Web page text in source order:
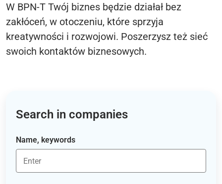
W BPN-T Twój biznes będzie działał bez
zakłóceń, w otoczeniu, które sprzyja
kreatywności i rozwojowi. Poszerzysz też sieć
swoich kontaktów biznesowych.
Search in companies
Name, keywords